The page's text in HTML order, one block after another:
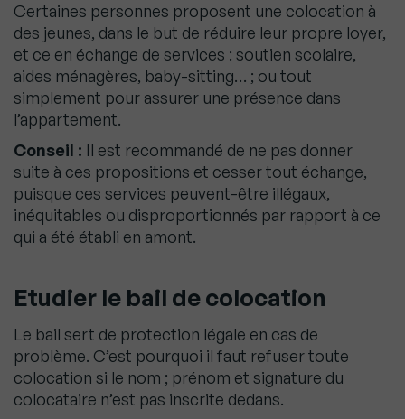
Certaines personnes proposent une colocation à
des jeunes, dans le but de réduire leur propre loyer,
et ce en échange de services : soutien scolaire,
aides ménagères, baby-sitting… ; ou tout
simplement pour assurer une présence dans
l’appartement.
Conseil : Il est recommandé de ne pas donner
suite à ces propositions et cesser tout échange,
puisque ces services peuvent-être illégaux,
inéquitables ou disproportionnés par rapport à ce
qui a été établi en amont.
Etudier le bail de colocation
Le bail sert de protection légale en cas de
problème. C’est pourquoi il faut refuser toute
colocation si le nom ; prénom et signature du
colocataire n’est pas inscrite dedans.